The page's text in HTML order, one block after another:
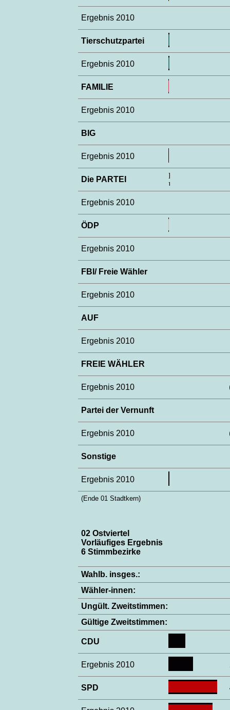
Ergebnis 2010
Tierschutzpartei
Ergebnis 2010
FAMILIE
Ergebnis 2010
BIG
Ergebnis 2010
Die PARTEI
Ergebnis 2010
ÖDP
Ergebnis 2010
FBI/ Freie Wähler
Ergebnis 2010
AUF
Ergebnis 2010
FREIE WÄHLER
Ergebnis 2010
Partei der Vernunft
Ergebnis 2010
Sonstige
Ergebnis 2010
(Ende 01 Stadtkern)
02 Ostviertel
Vorläufiges Ergebnis
6 Stimmbezirke
Wahlb. insges.:
Wähler-innen:
Ungült. Zweitstimmen:
Gültige Zweitstimmen:
CDU
Ergebnis 2010
SPD